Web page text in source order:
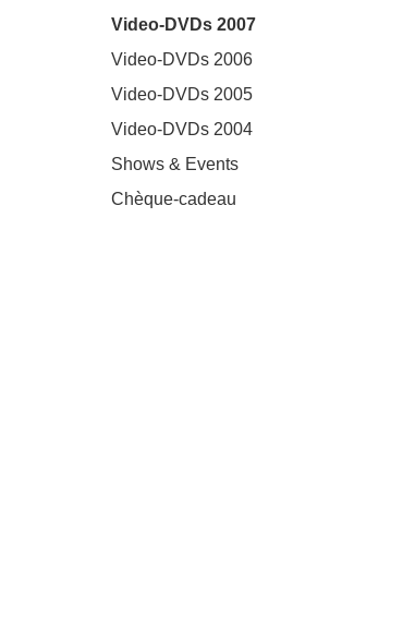
Video-DVDs 2007
Video-DVDs 2006
Video-DVDs 2005
Video-DVDs 2004
Shows & Events
Chèque-cadeau